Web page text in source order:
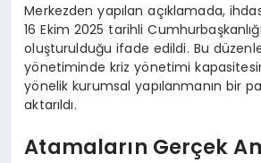
Merkezden yapılan açıklamada,
16 Ekim 2025 tarihli
oluşturulduğu ifade edildi. Bu
yönetiminde kriz yönetimi
yönelik kurumsal yapılanmanın bir
aktarıldı.
Atamaların Gerçek